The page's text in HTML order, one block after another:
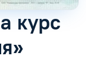
курс